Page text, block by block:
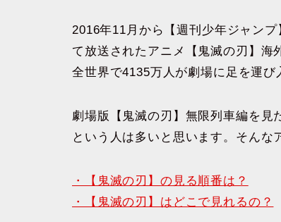
2016年11月から【週刊少年ジャン
て放送されたアニメ【鬼滅の刃】海
全世界で4135万人が劇場に足を運び
劇場版【鬼滅の刃】無限列車編を見
という人は多いと思います。そんな
・【鬼滅の刃】の見る順番は？
・【鬼滅の刃】はどこで見れるの？